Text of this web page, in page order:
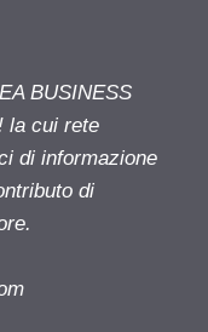
BUSINESS
la cui rete
di informazione
di